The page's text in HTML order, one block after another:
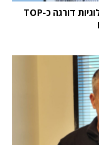
מחקר STKI השנתי: וואן טכנולוגיות דורגה כ-TOP